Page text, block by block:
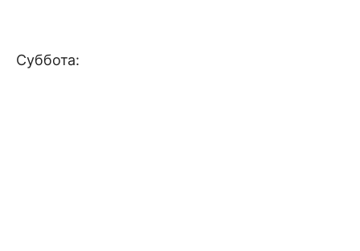
Суббота: